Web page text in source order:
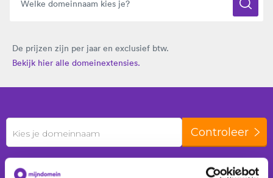
De prijzen zijn per jaar en exclusief btw.
Bekijk hier alle domeinextensies.
Kies je domeinnaam Controleer